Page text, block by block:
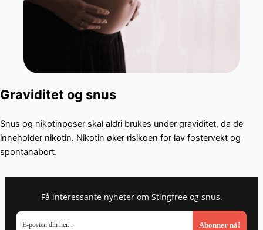
Graviditet og snus
Snus og nikotinposer skal aldri brukes under graviditet, da de
inneholder nikotin. Nikotin øker risikoen for lav fostervekt og
spontanabort.
Få interessante nyheter om Stingfree og snus.
Abonner nå!